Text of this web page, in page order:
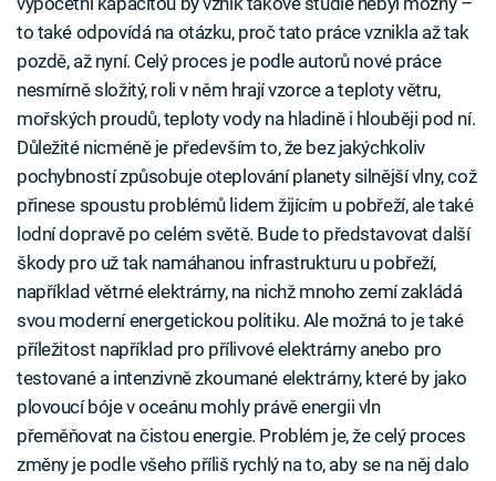
to také odpovídá na otázku, proč tato práce vznikla až tak
pozdě, až nyní. Celý proces je podle autorů nové práce
nesmírně složitý, roli v něm hrají vzorce a teploty větru,
mořských proudů, teploty vody na hladině i hlouběji pod ní.
Důležité nicméně je především to, že bez jakýchkoliv
pochybností způsobuje oteplování planety silnější vlny, což
přinese spoustu problémů lidem žijícím u pobřeží, ale také
lodní dopravě po celém světě. Bude to představovat další
škody pro už tak namáhanou infrastrukturu u pobřeží,
například větrné elektrárny, na nichž mnoho zemí zakládá
svou moderní energetickou politiku. Ale možná to je také
příležitost například pro přílivové elektrárny anebo pro
testované a intenzivně zkoumané elektrárny, které by jako
plovoucí bóje v oceánu mohly právě energii vln
přeměňovat na čistou energie. Problém je, že celý proces
změny je podle všeho příliš rychlý na to, aby se na něj dalo